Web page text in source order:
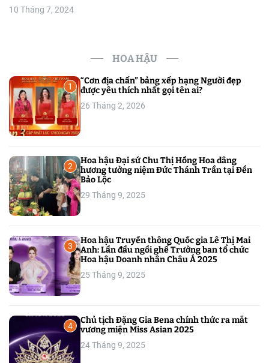
10 Tháng 7, 2024
HOA HẬU
1
“Cơn địa chấn” bảng xếp hạng Người đẹp
được yêu thích nhất gọi tên ai?
26 Tháng 2, 2026
2
Hoa hậu Đại sứ Chu Thị Hồng Hoa dâng
hương tưởng niệm Đức Thánh Trần tại Đền
Bảo Lộc
29 Tháng 9, 2025
3
Hoa hậu Truyền thông Quốc gia Lê Thị Mai
Anh: Lần đầu ngồi ghế Trưởng ban tổ chức
Hoa hậu Doanh nhân Châu Á 2025
25 Tháng 9, 2025
4
Chủ tịch Đặng Gia Bena chính thức ra mắt
vương miện Miss Asian 2025
24 Tháng 9, 2025